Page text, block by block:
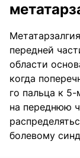
передней
области
когда
го пальца к
на переднюю
болевому